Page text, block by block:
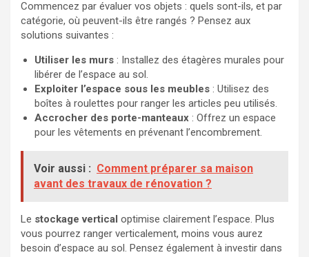
Commencez par évaluer vos objets : quels sont-ils, et par
catégorie, où peuvent-ils être rangés ? Pensez aux
solutions suivantes :
Utiliser les murs : Installez des étagères murales pour
libérer de l’espace au sol.
Exploiter l’espace sous les meubles : Utilisez des
boîtes à roulettes pour ranger les articles peu utilisés.
Accrocher des porte-manteaux : Offrez un espace
pour les vêtements en prévenant l’encombrement.
Voir aussi : Comment préparer sa maison
avant des travaux de rénovation ?
Le stockage vertical optimise clairement l’espace. Plus
vous pourrez ranger verticalement, moins vous aurez
besoin d’espace au sol. Pensez également à investir dans